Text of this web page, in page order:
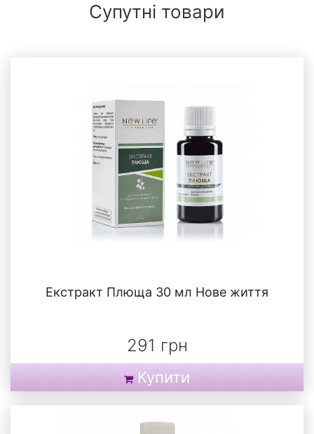
Супутні товари
Екстракт Плюща 30 мл Нове життя
291 грн
Купити